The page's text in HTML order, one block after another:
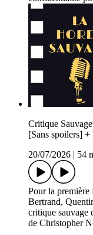
Critique
[Sans spoilers] +
20/07/2026
54
Pour la première
Bertrand,
critique sauvage
de Christopher